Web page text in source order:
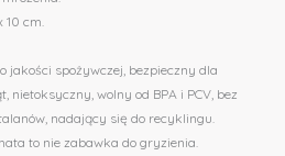
cm.
o jakości spożywczej, bezpieczny dla
nietoksyczny, wolny od BPA i PCV, bez
nadający się do recyklingu.
to nie zabawka do gryzienia.